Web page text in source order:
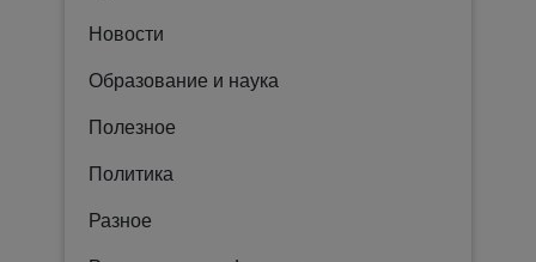
Новости
Образование и наука
Полезное
Политика
Разное